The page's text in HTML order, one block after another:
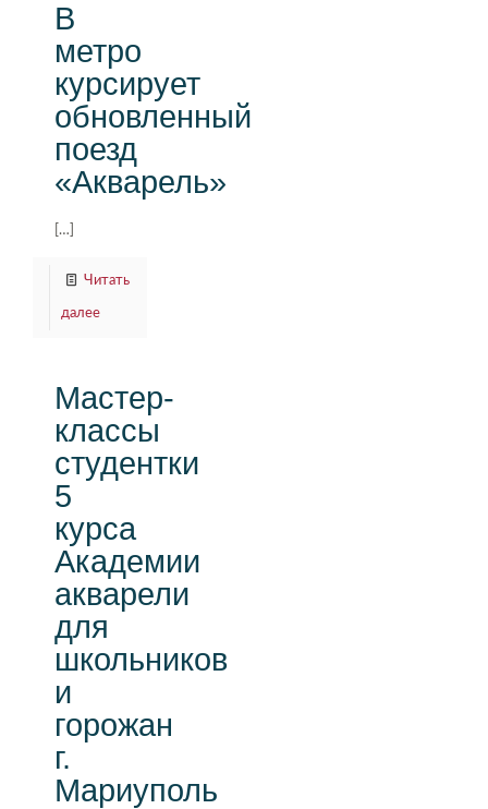
В
метро
курсирует
обновленный
поезд
«Акварель»
[…]
Читать
далее
Мастер-
классы
студентки
5
курса
Академии
акварели
для
школьников
и
горожан
г.
Мариуполь